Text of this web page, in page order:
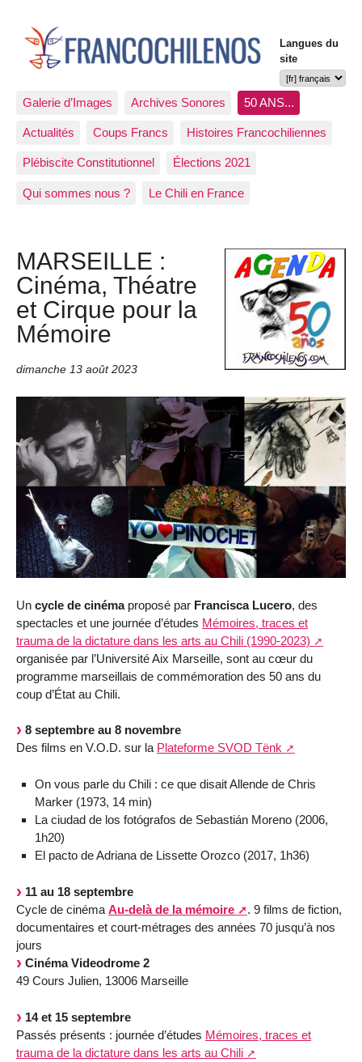
Langues du
site
Galerie d’Images Archives Sonores 50 ANS...
Actualités Coups Francs Histoires Francochiliennes
Plébiscite Constitutionnel Élections 2021
Qui sommes nous ? Le Chili en France
MARSEILLE :
Cinéma, Théatre
et Cirque pour la
Mémoire
dimanche 13 août 2023
Un cycle de cinéma proposé par Francisca Lucero, des
spectacles et une journée d’études Mémoires, traces et
trauma de la dictature dans les arts au Chili (1990-2023)
organisée par l’Université Aix Marseille, sont au cœur du
programme marseillais de commémoration des 50 ans du
coup d’État au Chili.
8 septembre au 8 novembre
Des films en V.O.D. sur la Plateforme SVOD Tënk
On vous parle du Chili : ce que disait Allende de Chris
Marker (1973, 14 min)
La ciudad de los fotógrafos de Sebastián Moreno (2006,
1h20)
El pacto de Adriana de Lissette Orozco (2017, 1h36)
11 au 18 septembre
Cycle de cinéma Au-delà de la mémoire
. 9 films de fiction,
documentaires et court-métrages des années 70 jusqu’à nos
jours
Cinéma Videodrome 2
49 Cours Julien, 13006 Marseille
14 et 15 septembre
Passés présents : journée d’études Mémoires, traces et
trauma de la dictature dans les arts au Chili